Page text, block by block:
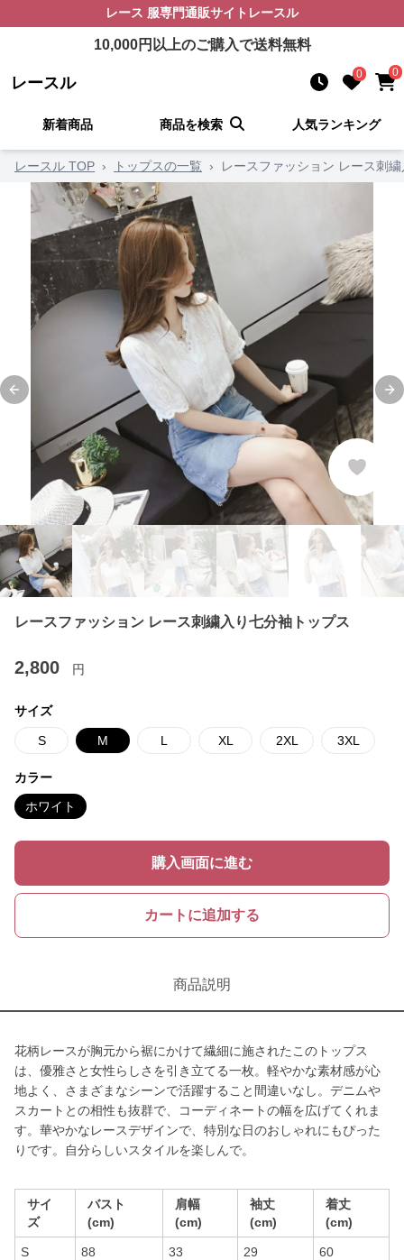
レース 服専門通販サイト レースル
10,000円以上のご購入で送料無料
レースル 0 0
新着商品 商品を検索 人気ランキング
レースル TOP › トップスの一覧 › レースファッション レース刺
Previous slide
レースファッション レース刺繍入り七分袖トップス
2,800 円
サイズ
S M L XL 2XL 3XL
カラー
ホワイト
購入画面に進む
カートに追加する
商品説明
花柄レースが胸元から裾にかけて繊細に施されたこのトップス
は、優雅さと女性らしさを引き立てる一枚。軽やかな素材感が心
地よく、さまざまなシーンで活躍すること間違いなし。デニムや
スカートとの相性も抜群で、コーディネートの幅を広げてくれま
す。華やかなレースデザインで、特別な日のおしゃれにもぴった
りです。自分らしいスタイルを楽しんで。
サイ
ズ
バスト
(cm)
肩幅
(cm)
袖丈
(cm)
着丈
(cm)
S 88 33 29 60